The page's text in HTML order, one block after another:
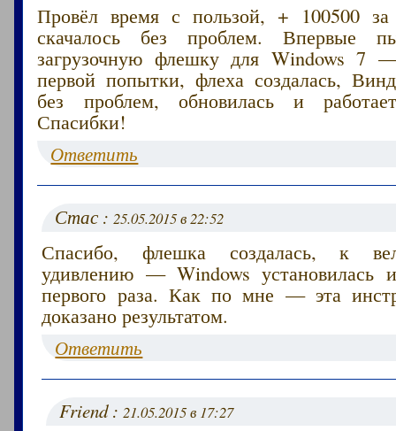
Провёл время с пользой, + 100500 за
скачалось без проблем. Впервые
загрузочную флешку для Windows 7
первой попытки, флеха создалась,
без проблем, обновилась и
Спасибки!
Ответить
Стас :25.05.2015 в 22:52
Спасибо, флешка создалась, к
удивлению — Windows установилась
первого раза. Как по мне — эта
доказано результатом.
Ответить
Friend :21.05.2015 в 17:27